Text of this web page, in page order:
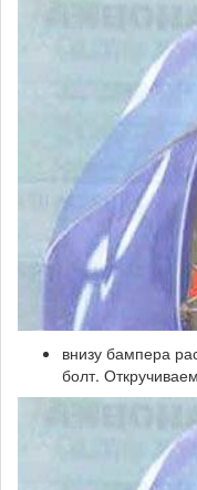
внизу бампера
болт.